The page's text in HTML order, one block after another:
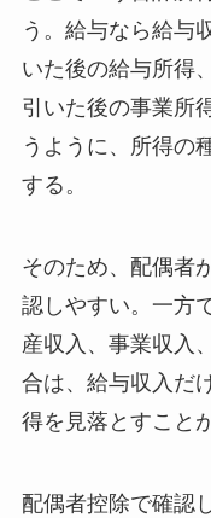
う。給与なら給与
いた後の給与所得
引いた後の事業所
うように、所得の
する。
そのため、配偶者
認しやすい。一方
産収入、事業収入
合は、給与収入だ
得を見落とすこと
配偶者控除で確認